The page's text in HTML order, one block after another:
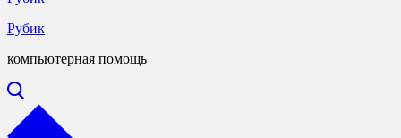
Рубик
компьютерная помощь